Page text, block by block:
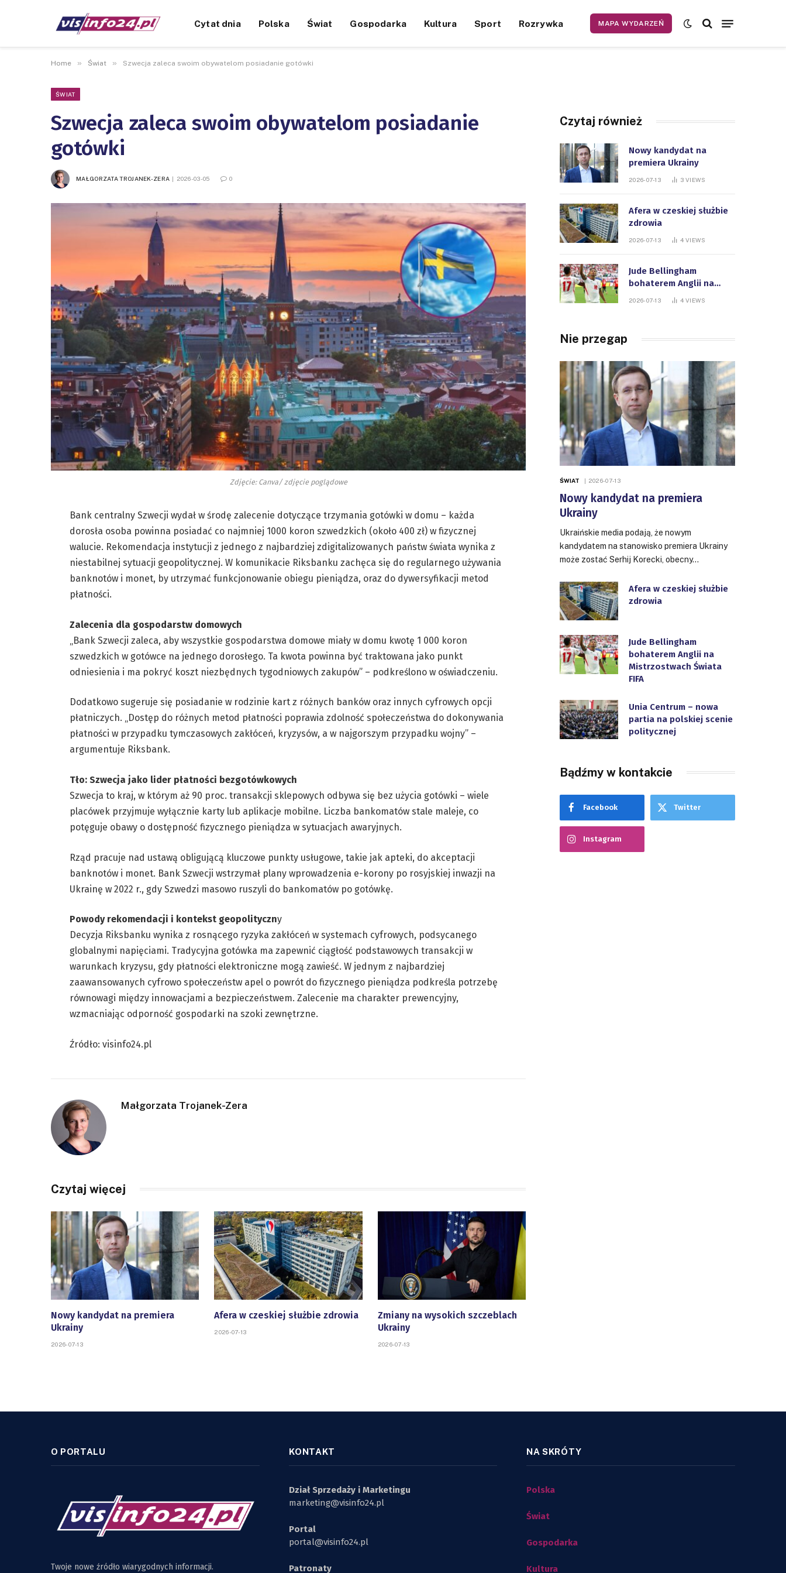
Cytat dnia Polska Świat Gospodarka Kultura Sport Rozrywka MAPA WYDARZEŃ
Home » Świat » Szwecja zaleca swoim obywatelom posiadanie gotówki
ŚWIAT
Szwecja zaleca swoim obywatelom posiadanie
gotówki
MAŁGORZATA TROJANEK-ZERA 2026-03-05 0
Zdjęcie: Canva/ zdjęcie poglądowe
Bank centralny Szwecji wydał w środę zalecenie dotyczące trzymania gotówki w domu – każda
dorosła osoba powinna posiadać co najmniej 1000 koron szwedzkich (około 400 zł) w fizycznej
walucie. Rekomendacja instytucji z jednego z najbardziej zdigitalizowanych państw świata wynika z
niestabilnej sytuacji geopolitycznej. W komunikacie Riksbanku zachęca się do regularnego używania
banknotów i monet, by utrzymać funkcjonowanie obiegu pieniądza, oraz do dywersyfikacji metod
płatności.
Zalecenia dla gospodarstw domowych
„Bank Szwecji zaleca, aby wszystkie gospodarstwa domowe miały w domu kwotę 1 000 koron
szwedzkich w gotówce na jednego dorosłego. Ta kwota powinna być traktowana jako punkt
odniesienia i ma pokryć koszt niezbędnych tygodniowych zakupów” – podkreślono w oświadczeniu.
Dodatkowo sugeruje się posiadanie w rodzinie kart z różnych banków oraz innych cyfrowych opcji
płatniczych. „Dostęp do różnych metod płatności poprawia zdolność społeczeństwa do dokonywania
płatności w przypadku tymczasowych zakłóceń, kryzysów, a w najgorszym przypadku wojny” –
argumentuje Riksbank.
Tło: Szwecja jako lider płatności bezgotówkowych
Szwecja to kraj, w którym aż 90 proc. transakcji sklepowych odbywa się bez użycia gotówki – wiele
placówek przyjmuje wyłącznie karty lub aplikacje mobilne. Liczba bankomatów stale maleje, co
potęguje obawy o dostępność fizycznego pieniądza w sytuacjach awaryjnych.
Rząd pracuje nad ustawą obligującą kluczowe punkty usługowe, takie jak apteki, do akceptacji
banknotów i monet. Bank Szwecji wstrzymał plany wprowadzenia e-korony po rosyjskiej inwazji na
Ukrainę w 2022 r., gdy Szwedzi masowo ruszyli do bankomatów po gotówkę.
Powody rekomendacji i kontekst geopolityczny
Decyzja Riksbanku wynika z rosnącego ryzyka zakłóceń w systemach cyfrowych, podsycanego
globalnymi napięciami. Tradycyjna gotówka ma zapewnić ciągłość podstawowych transakcji w
warunkach kryzysu, gdy płatności elektroniczne mogą zawieść. W jednym z najbardziej
zaawansowanych cyfrowo społeczeństw apel o powrót do fizycznego pieniądza podkreśla potrzebę
równowagi między innowacjami a bezpieczeństwem. Zalecenie ma charakter prewencyjny,
wzmacniając odporność gospodarki na szoki zewnętrzne.
Źródło: visinfo24.pl
Małgorzata Trojanek-Zera
Czytaj więcej
Nowy kandydat na premiera
Ukrainy
2026-07-13
Afera w czeskiej służbie zdrowia
2026-07-13
Zmiany na wysokich szczeblach
Ukrainy
2026-07-13
Czytaj również
Nowy kandydat na
premiera Ukrainy
2026-07-13 3 VIEWS
Afera w czeskiej służbie
zdrowia
2026-07-13 4 VIEWS
Jude Bellingham
bohaterem Anglii na
Mistrzostwach Świata
2026-07-13 4 VIEWS
Nie przegap
ŚWIAT 2026-07-13
Nowy kandydat na premiera
Ukrainy
Ukraińskie media podają, że nowym
kandydatem na stanowisko premiera Ukrainy
może zostać Serhij Korecki, obecny…
Afera w czeskiej służbie
zdrowia
Jude Bellingham
bohaterem Anglii na
Mistrzostwach Świata
FIFA
Unia Centrum – nowa
partia na polskiej scenie
politycznej
Bądźmy w kontakcie
Facebook Twitter
Instagram
O PORTALU
Twoje nowe źródło wiarygodnych informacji.
KONTAKT
Dział Sprzedaży i Marketingu
marketing@visinfo24.pl
Portal
portal@visinfo24.pl
Patronaty
NA SKRÓTY
Polska
Świat
Gospodarka
Kultura